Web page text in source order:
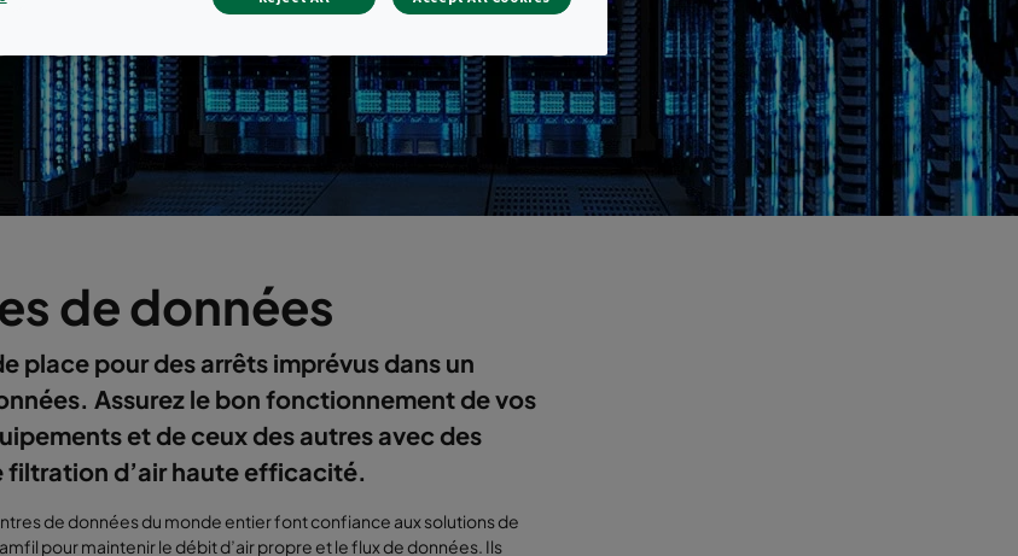
de données
de données
place pour des arrêts imprévus dans un
Assurez le bon fonctionnement de vos
et de ceux des autres avec des
filtration d’air haute efficacité.
de données du monde entier font confiance aux solutions de
pour maintenir le débit d’air propre et le flux de données. Ils